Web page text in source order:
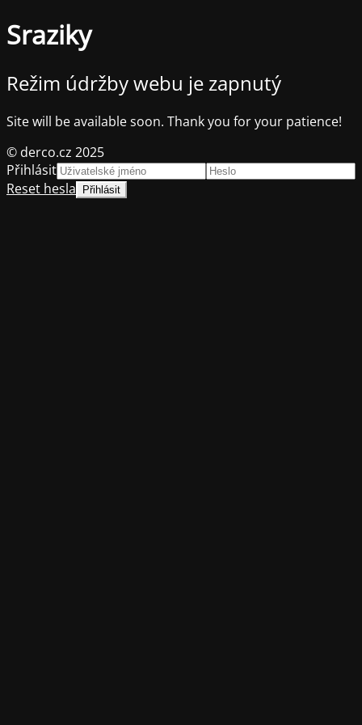
Sraziky
Režim údržby webu je zapnutý
Site will be available soon. Thank you for your patience!
© derco.cz 2025
Přihlásit
Reset hesla